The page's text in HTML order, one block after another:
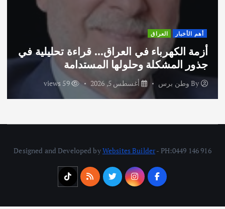
أهم الأخبار العراق
أزمة الكهرباء في العراق… قراءة تحليلية في
جذور المشكلة وحلولها المستدامة
وطن برس أغسطس 5, 2026 59 views
Designed and Developed byWebsites Builder- PH:0449 146 916